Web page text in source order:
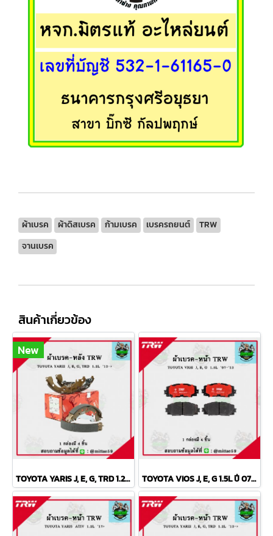
ผ้าเบรค ผ้าดิสเบรค ก้ามเบรค เบรครถยนต์
TRW
จานเบรค
สินค้าเกี่ยวข้อง
New
TOYOTA YARIS J, E, G, TRD 1.2L ปี 2013 TRW ก้ามเบรค (หลัง) TOYOTA VIOS J, E, G 1.5L ปี 07-13 TRW ผ้าเบรค (หน้า)